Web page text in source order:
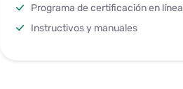
Programa de certificación en línea
Instructivos y manuales